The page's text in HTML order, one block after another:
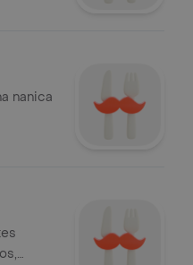
nanica